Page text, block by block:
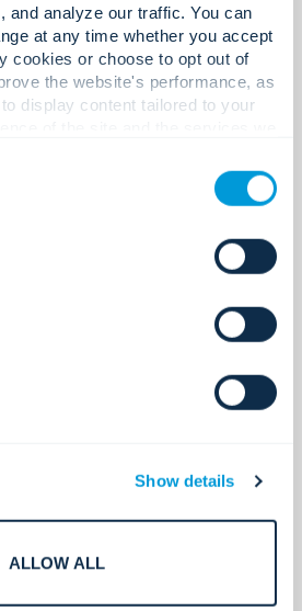
and analyze our traffic. You can
at any time whether you accept
cookies or choose to opt out of
the website's performance, as
display content tailored to your
details" below for more information
information with.
Show details
ALLOW ALL
Latinoamérica.